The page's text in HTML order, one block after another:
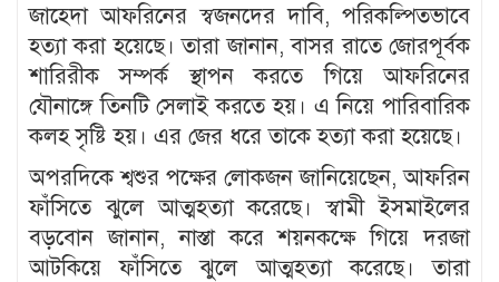
জাহেদা আফরিনের স্বজনদের দাবি, পরিকল্পিতভাবে
হত্যা করা হয়েছে। তারা জানান, বাসর রাতে জোরপূর্বক
শারিরীক সম্পর্ক স্থাপন করতে গিয়ে আফরিনের
যৌনাঙ্গে তিনটি সেলাই করতে হয়। এ নিয়ে পারিবারিক
কলহ সৃষ্টি হয়। এর জের ধরে তাকে হত্যা করা হয়েছে।
অপরদিকে শ্বশুর পক্ষের লোকজন জানিয়েছেন, আফরিন
ফাঁসিতে ঝুলে আত্মহত্যা করেছে। স্বামী ইসমাইলের
বড়বোন জানান, নাস্তা করে শয়নকক্ষে গিয়ে দরজা
আটকিয়ে ফাঁসিতে ঝুলে আত্মহত্যা করেছে। তারা